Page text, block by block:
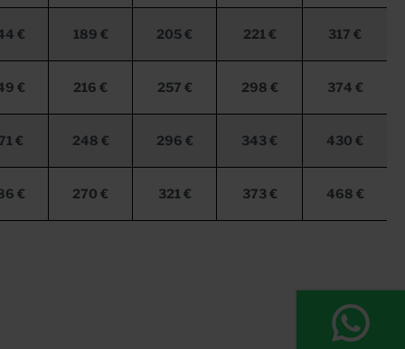
€ 189 € 205 € 221 € 317 €
€ 216 € 257 € 298 € 374 €
€ 248 € 296 € 343 € 430 €
€ 270 € 321 € 373 € 468 €